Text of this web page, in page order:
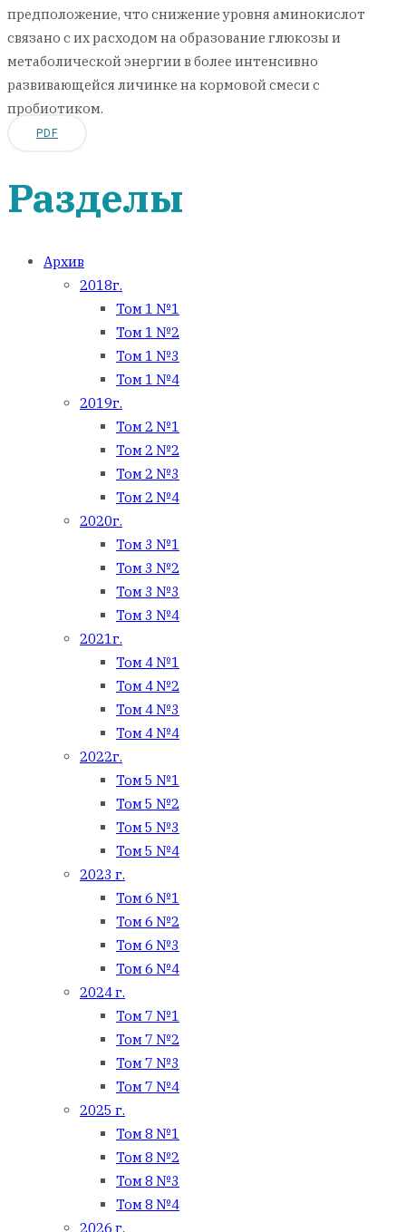
предположение, что снижение уровня аминокислот
связано с их расходом на образование глюкозы и
метаболической энергии в более интенсивно
развивающейся личинке на кормовой смеси с
пробиотиком.
PDF
Разделы
Архив
2018г.
Том 1 №1
Том 1 №2
Том 1 №3
Том 1 №4
2019г.
Том 2 №1
Том 2 №2
Том 2 №3
Том 2 №4
2020г.
Том 3 №1
Том 3 №2
Том 3 №3
Том 3 №4
2021г.
Том 4 №1
Том 4 №2
Том 4 №3
Том 4 №4
2022г.
Том 5 №1
Том 5 №2
Том 5 №3
Том 5 №4
2023 г.
Том 6 №1
Том 6 №2
Том 6 №3
Том 6 №4
2024 г.
Том 7 №1
Том 7 №2
Том 7 №3
Том 7 №4
2025 г.
Том 8 №1
Том 8 №2
Том 8 №3
Том 8 №4
2026 г.